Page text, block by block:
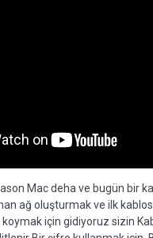
Mac deha ve bugün bir
ağ oluşturmak ve ilk
için gidiyoruz sizin